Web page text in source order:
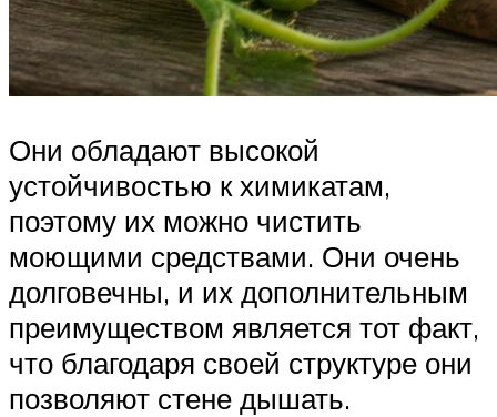
Они обладают высокой
устойчивостью к химикатам,
поэтому их можно чистить
моющими средствами. Они очень
долговечны, и их дополнительным
преимуществом является тот факт,
что благодаря своей структуре они
позволяют стене дышать.